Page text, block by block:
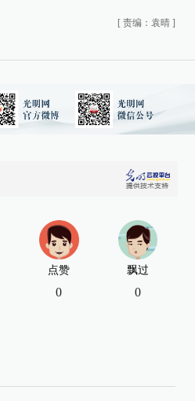
[ 责编：袁晴 ]
点赞
0
飘过
0